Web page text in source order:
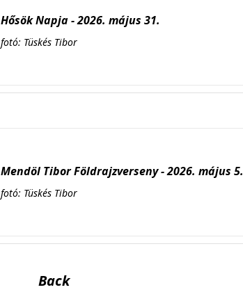
Hősök Napja - 2026. május 31.
fotó: Tüskés Tibor
Mendöl Tibor Földrajzverseny - 2026. május 5.
fotó: Tüskés Tibor
Back